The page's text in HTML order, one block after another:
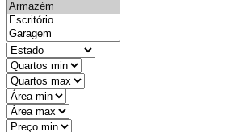
state
mintypo
maxtypo
minarea
maxarea
minprice